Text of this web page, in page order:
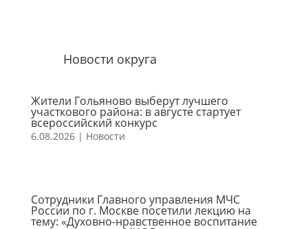
Новости округа
Жители Гольяново выберут лучшего
участкового района: в августе стартует
всероссийский конкурс
6.08.2026| Новости
Сотрудники Главного управления МЧС
России по г. Москве посетили лекцию на
тему: «Духовно-нравственное воспитание